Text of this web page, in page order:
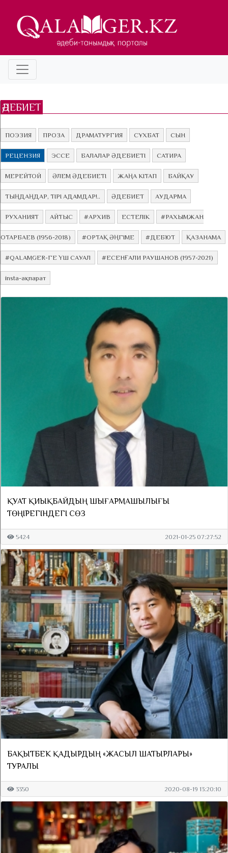
ӘДЕБИЕТ
ПОЭЗИЯ ПРОЗА ДРАМАТУРГИЯ СҰХБАТ СЫН
РЕЦЕНЗИЯ ЭССЕ БАЛАЛАР ӘДЕБИЕТІ САТИРА
МЕРЕЙТОЙ ӘЛЕМ ӘДЕБИЕТІ ЖАҢА КІТАП БАЙҚАУ
ТЫҢДАҢДАР, ТІРІ АДАМДАР!.. ӘДЕБИЕТ АУДАРМА
РУХАНИЯТ АЙТЫС #АРХИВ ЕСТЕЛІК #РАХЫМЖАН
ОТАРБАЕВ (1956-2018) #ОРТАҚ ӘҢГІМЕ #ДЕБЮТ ҚАЗАНАМА
#QALAMGER-ГЕ ҮШ САУАЛ #ЕСЕНҒАЛИ РАУШАНОВ (1957-2021)
insta-ақпарат
ҚУАТ ҚИЫҚБАЙДЫҢ ШЫҒАРМАШЫЛЫҒЫ
ТӨҢІРЕГІНДЕГІ СӨЗ
5424 2021-01-25 07:27:52
БАҚЫТБЕК ҚАДЫРДЫҢ «ЖАСЫЛ ШАТЫРЛАРЫ»
ТУРАЛЫ
3350 2020-08-19 13:20:10